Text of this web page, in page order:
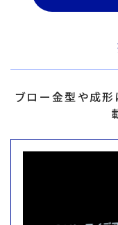
ブロー金型や成形